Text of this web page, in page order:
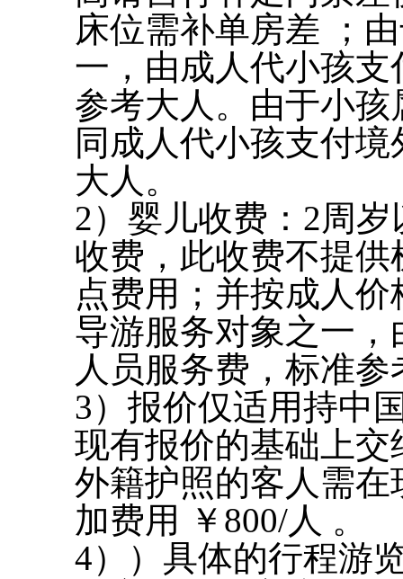
床位需补单房差 ；
一，由成人代小孩
参考大人。由于小
同成人代小孩支付
大人。
2）婴儿收费：2周
收费，此收费不提
点费用；并按成人
导游服务对象之一
人员服务费，标准
3）报价仅适用持中
现有报价的基础上交
外籍护照的客人需
加费用 ￥800/人 。
4））具体的行程游